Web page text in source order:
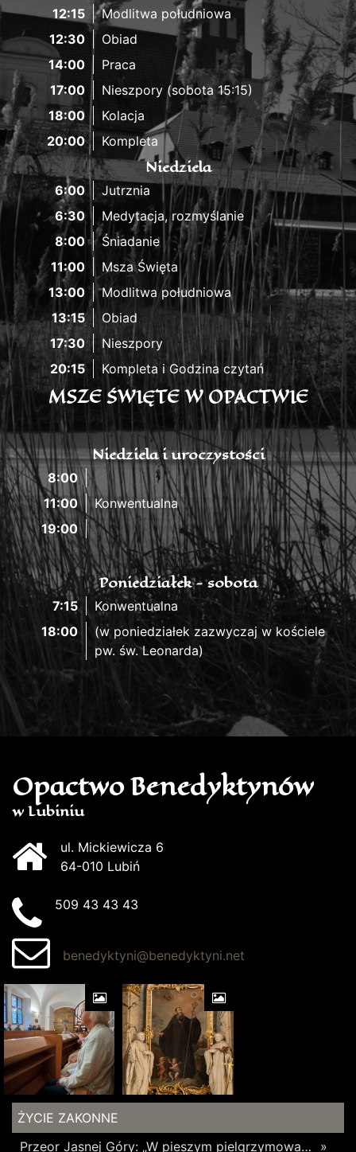
12:15
Modlitwa południowa
12:30
Obiad
14:00
Praca
17:00
Nieszpory (sobota 15:15)
18:00
Kolacja
20:00
Kompleta
Niedziela
6:00
Jutrznia
6:30
Medytacja, rozmyślanie
8:00
Śniadanie
11:00
Msza Święta
13:00
Modlitwa południowa
13:15
Obiad
17:30
Nieszpory
20:15
Kompleta i Godzina czytań
MSZE ŚWIĘTE W OPACTWIE
Niedziela i uroczystości
8:00
11:00
Konwentualna
19:00
Poniedziałek - sobota
7:15
Konwentualna
18:00
(w poniedziałek zazwyczaj w kościele
pw. św. Leonarda)
Opactwo Benedyktynów
w Lubiniu
ul. Mickiewicza 6
64-010 Lubiń
509 43 43 43
benedyktyni@benedyktyni.net
ŻYCIE ZAKONNE
»
Przeor Jasnej Góry: „W pieszym pielgrzymowaniu jest coś niezwykłego”